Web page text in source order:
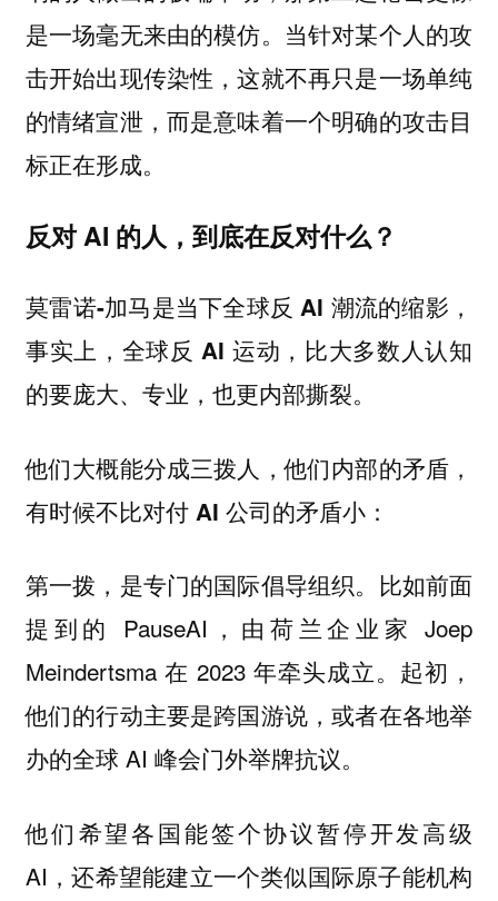
是一场毫无来由的模仿。当针对某个人的攻
击开始出现传染性，这就不再只是一场单纯
的情绪宣泄，而是意味着一个明确的攻击目
标正在形成。
反对 AI 的人，到底在反对什么？
莫雷诺-加马是当下全球反 AI 潮流的缩影，
事实上，全球反 AI 运动，比大多数人认知
的要庞大、专业，也更内部撕裂。
他们大概能分成三拨人，他们内部的矛盾，
有时候不比对付 AI 公司的矛盾小：
第一拨，是专门的国际倡导组织。比如前面
提到的 PauseAI，由荷兰企业家 Joep
Meindertsma 在 2023 年牵头成立。起初，
他们的行动主要是跨国游说，或者在各地举
办的全球 AI 峰会门外举牌抗议。
他们希望各国能签个协议暂停开发高级
AI，还希望能建立一个类似国际原子能机构